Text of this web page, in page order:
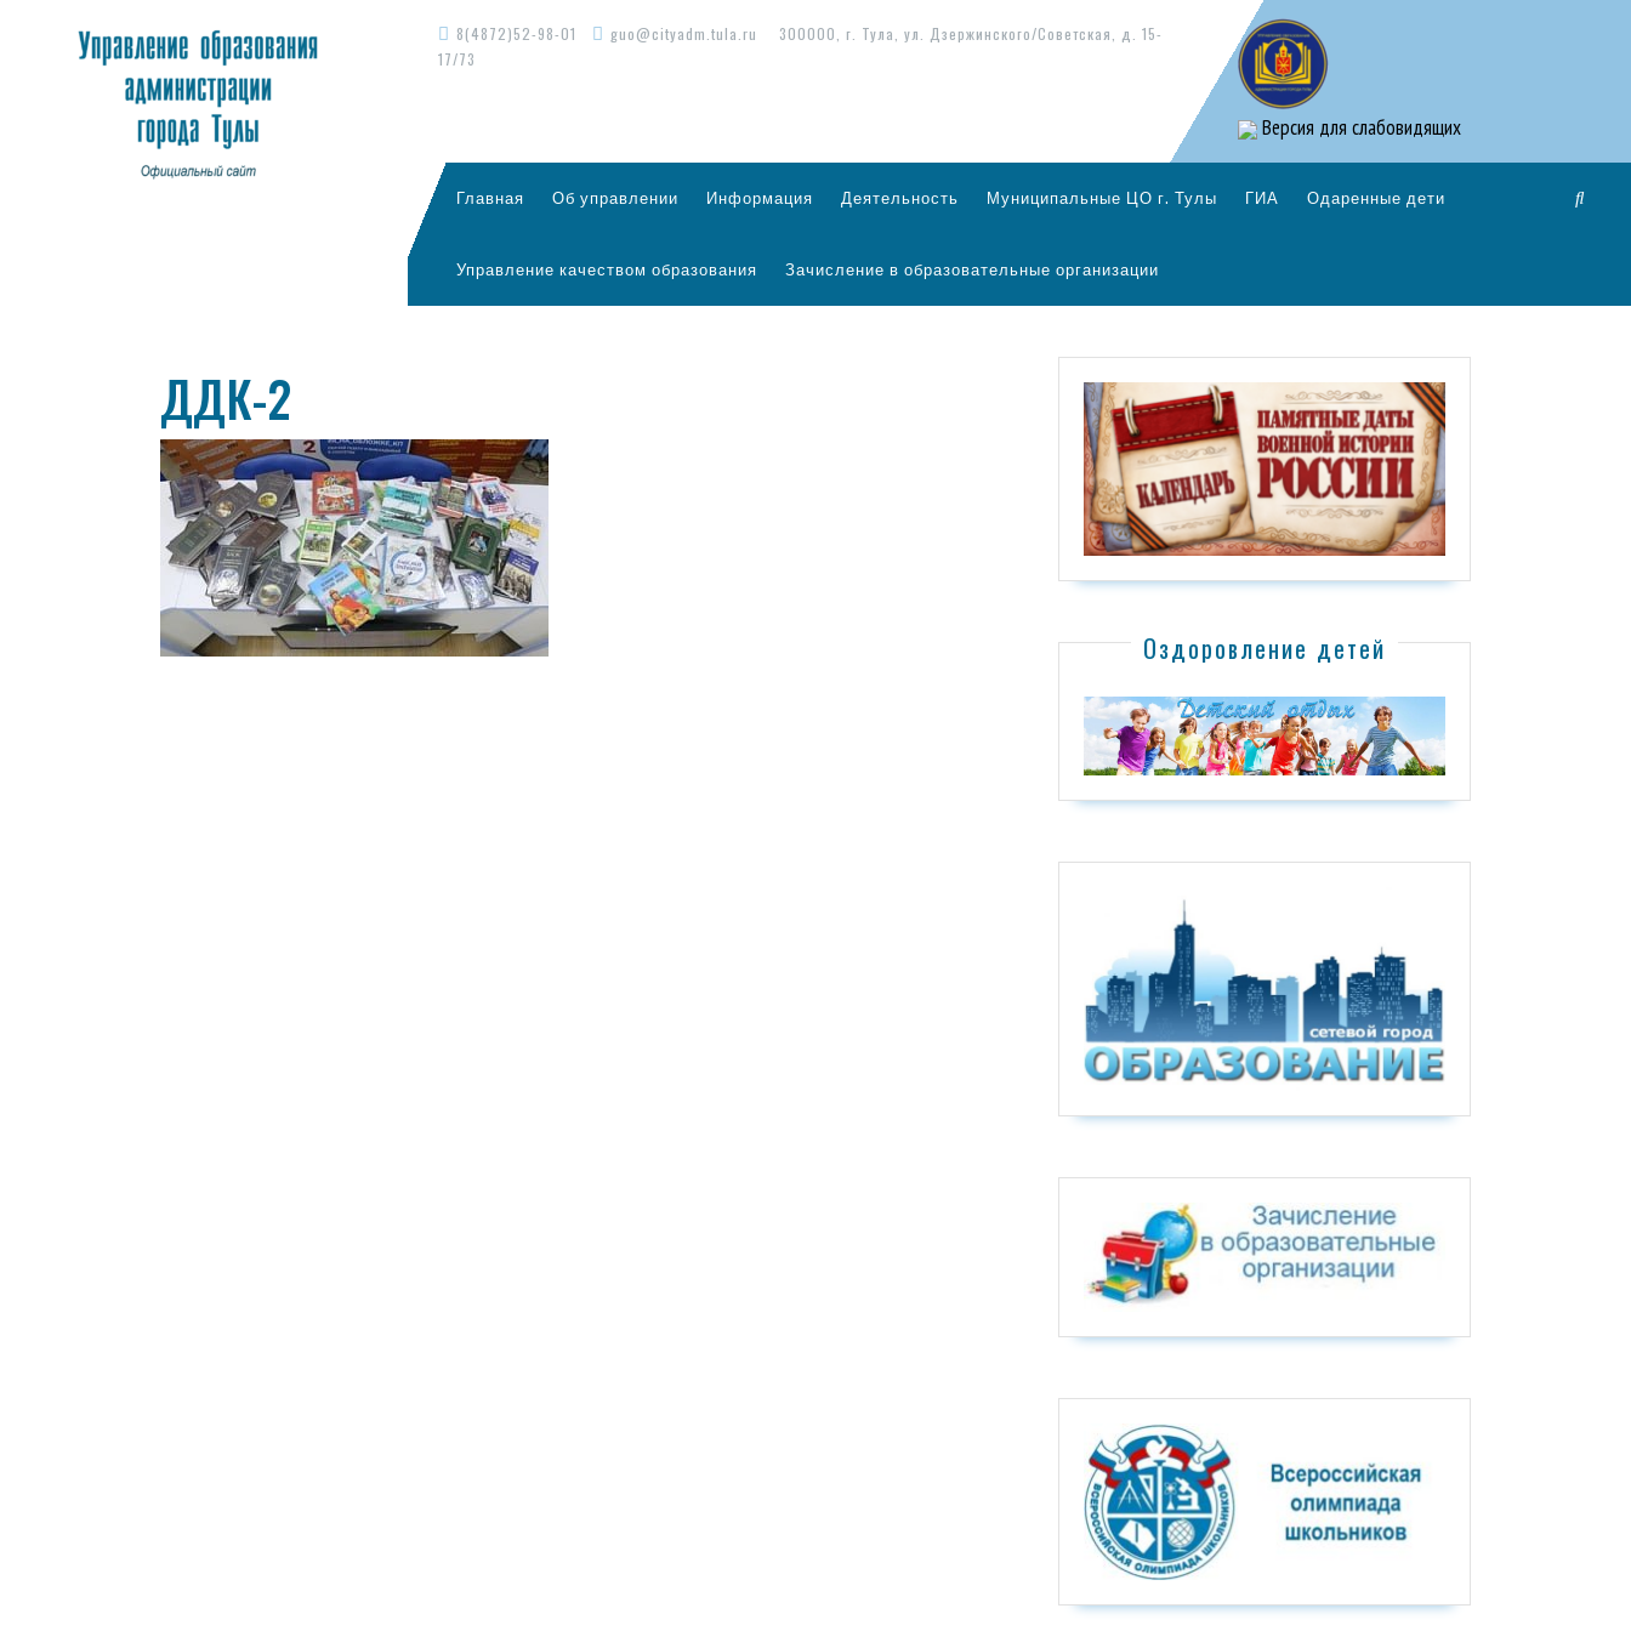
8(4872)52-98-01 guo@cityadm.tula.ru
300000, г. Тула, ул. Дзержинского/Советская, д. 15-
17/73
Версия для слабовидящих
Главная Об управлении Информация Деятельность Муниципальные ЦО г. Тулы ГИА Одаренные дети
Управление качеством образования Зачисление в образовательные организации
ДДК-2
Оздоровление детей